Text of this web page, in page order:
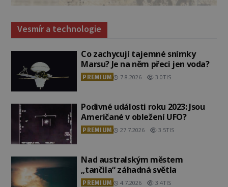
Vesmír a technologie
Co zachycují tajemné snímky
Marsu? Je na něm přeci jen voda?
PREMIUM 7.8.2026 3.0TIS
Podivné události roku 2023: Jsou
Američané v obležení UFO?
PREMIUM 27.7.2026 3.5TIS
Nad australským městem
„tančila“ záhadná světla
PREMIUM 4.7.2026 3.4TIS